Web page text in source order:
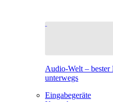
Audio-Welt – bester
unterwegs
Eingabegeräte